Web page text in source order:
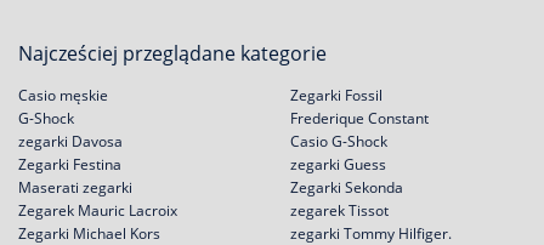
Najcześciej przeglądane kategorie
Casio męskie
G-Shock
zegarki Davosa
Zegarki Festina
Zegarki Fossil
Frederique Constant
Casio G-Shock
zegarki Guess
Maserati zegarki
Zegarek Mauric Lacroix
Zegarki Michael Kors
Zegarki Sekonda
zegarek Tissot
zegarki Tommy Hilfiger.